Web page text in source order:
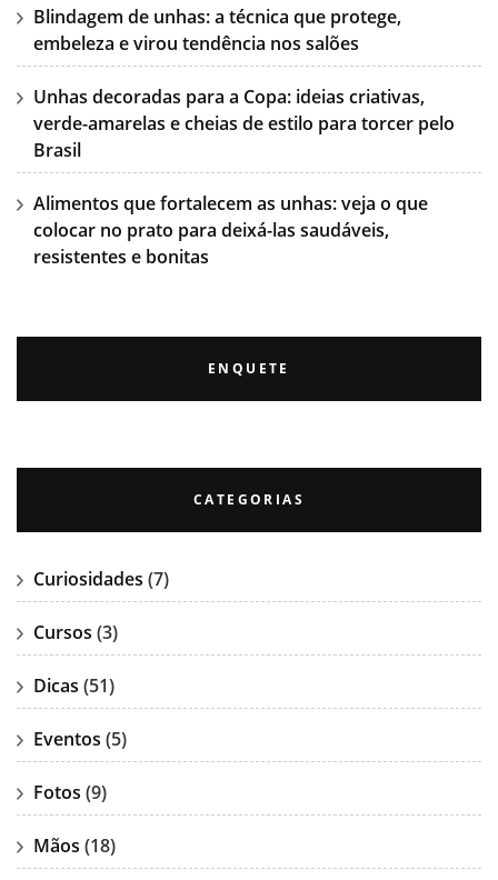
Blindagem de unhas: a técnica que protege,
embeleza e virou tendência nos salões
Unhas decoradas para a Copa: ideias criativas,
verde-amarelas e cheias de estilo para torcer pelo
Brasil
Alimentos que fortalecem as unhas: veja o que
colocar no prato para deixá-las saudáveis,
resistentes e bonitas
ENQUETE
CATEGORIAS
Curiosidades (7)
Cursos (3)
Dicas (51)
Eventos (5)
Fotos (9)
Mãos (18)